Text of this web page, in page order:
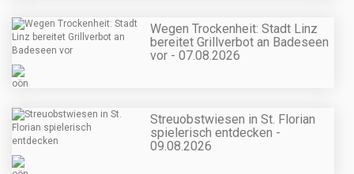
Wegen Trockenheit: Stadt Linz
bereitet Grillverbot an Badeseen
vor - 07.08.2026
Streuobstwiesen in St. Florian
spielerisch entdecken -
09.08.2026